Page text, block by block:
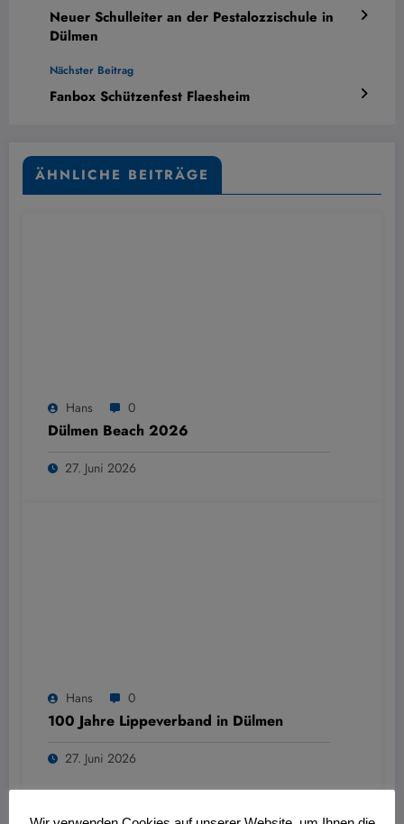
Neuer Schulleiter an der Pestalozzischule in
Dülmen
Nächster Beitrag
Fanbox Schützenfest Flaesheim
ÄHNLICHE BEITRÄGE
Hans 0
Dülmen Beach 2026
27. Juni 2026
Hans 0
100 Jahre Lippeverband in Dülmen
27. Juni 2026